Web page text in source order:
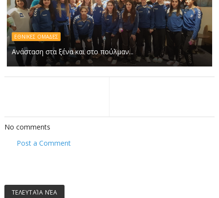
ΕΘΝΙΚΕΣ ΟΜΑΔΕΣ
Ανάσταση στα ξένα και στο πούλμαν...
No comments
Post a Comment
ΤΕΛΕΥΤΑΊΑ ΝΈΑ